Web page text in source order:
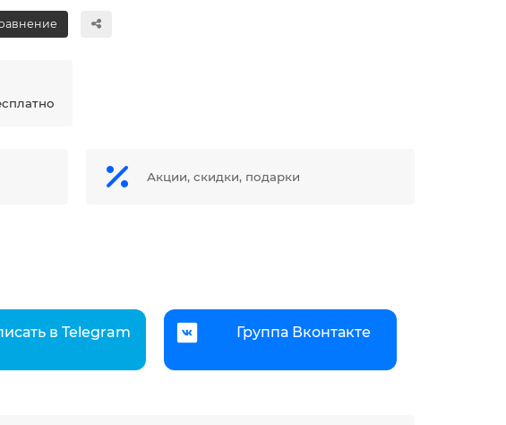
Акции, скидки, подарки
в Telegram Группа Вконтакте